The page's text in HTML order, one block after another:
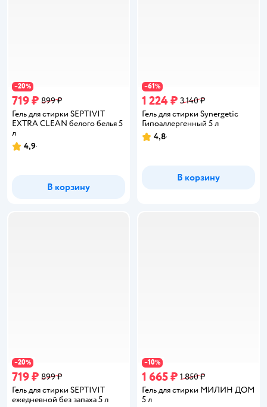
−20%
719 ₽ 899 ₽
Гель для стирки SEPTIVIT
EXTRA CLEAN белого белья 5
л
Рейтинг:
4,9
В корзину
−61%
1 224 ₽ 3 140 ₽
Гель для стирки Synergetic
Гипоаллергенный 5 л
Рейтинг:
4,8
В корзину
−20%
719 ₽ 899 ₽
Гель для стирки SEPTIVIT
ежедневной без запаха 5 л
−10%
1 665 ₽ 1 850 ₽
Гель для стирки МИЛИН ДОМ
5 л